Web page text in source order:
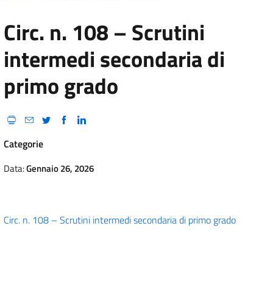
Circ. n. 108 – Scrutini
intermedi secondaria di
primo grado
Categorie
Data:Gennaio 26, 2026
Circ. n. 108 – Scrutini intermedi secondaria di primo grado